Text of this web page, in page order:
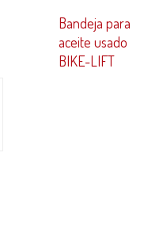
Bandeja para
aceite usado
BIKE-LIFT